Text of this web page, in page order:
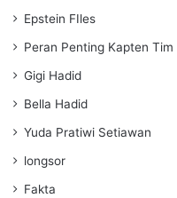
Epstein FIles
Peran Penting Kapten Tim
Gigi Hadid
Bella Hadid
Yuda Pratiwi Setiawan
longsor
Fakta